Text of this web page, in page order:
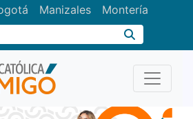
Manizales Montería